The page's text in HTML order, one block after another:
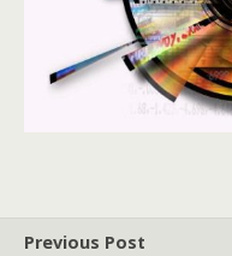
Previous Post